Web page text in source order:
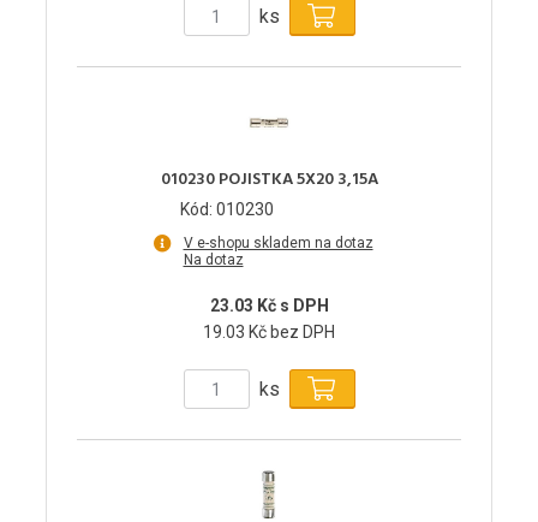
ks
010230 POJISTKA 5X20 3,15A
Kód: 010230
V e-shopu skladem na dotaz
Na dotaz
23.03 Kč s DPH
19.03 Kč bez DPH
ks